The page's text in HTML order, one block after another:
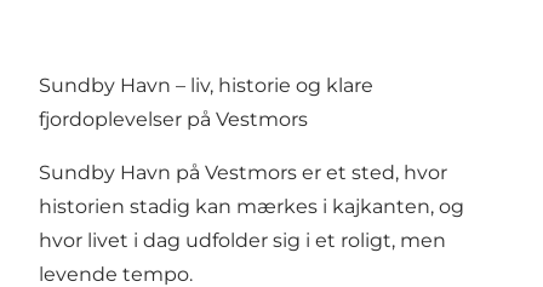
Sundby Havn – liv, historie og klare
fjordoplevelser på Vestmors
Sundby Havn på Vestmors er et sted, hvor
historien stadig kan mærkes i kajkanten, og
hvor livet i dag udfolder sig i et roligt, men
levende tempo.